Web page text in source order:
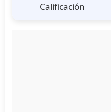
Calificación